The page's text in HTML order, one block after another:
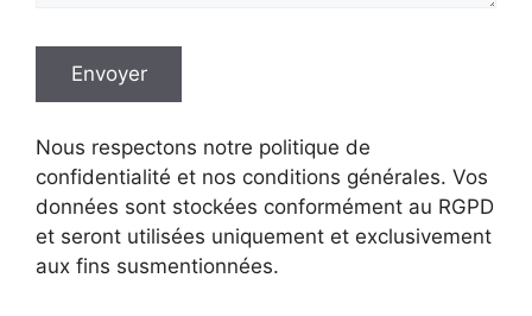
Nous respectons notre politique de
confidentialité et nos conditions générales. Vos
données sont stockées conformément au RGPD
et seront utilisées uniquement et exclusivement
aux fins susmentionnées.